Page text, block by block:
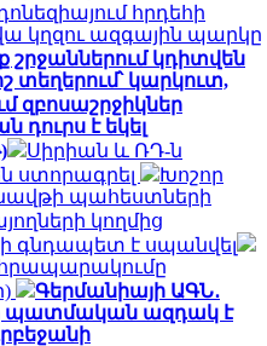
հրդեհի
կղզու ազգային պարկը
շրջաններում կդիտվեն
տեղերում՝ կարկուտ,
զբոսաշրջիկներ
է եկել
Սիրիան և ՌԴ-ն
ստորագրել
Խոշոր
նավթի պահեստների
կողմից
գնդապետ է սպանվել
հրապարակումը
Գերմանիայի ԱԳՆ․
պատմական ազդակ է